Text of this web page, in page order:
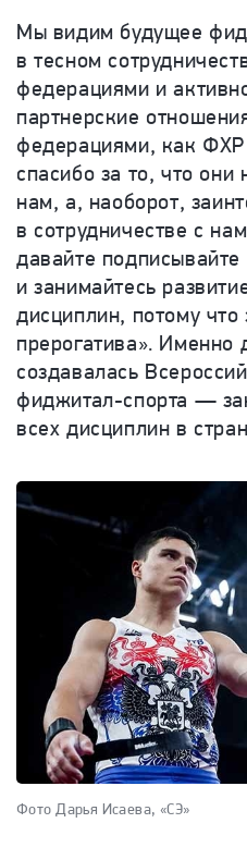
Мы видим будущее
в тесном
федерациями и
партнерские
федерациями, как
спасибо за то, что они
нам, а, наоборот,
в сотрудничестве с
давайте
и занимайтесь
дисциплин, потому что
прерогатива». Именно
создавалась
фиджитал-спорта —
всех дисциплин в
Фото Дарья Исаева, «СЭ»